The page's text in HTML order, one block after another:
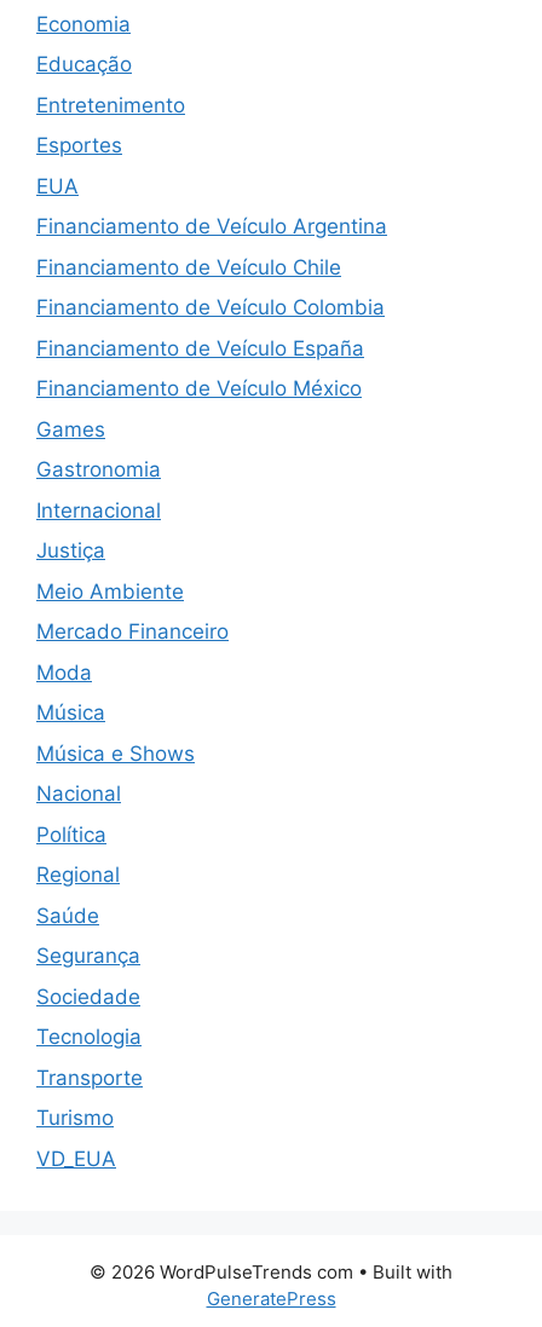
Economia
Educação
Entretenimento
Esportes
EUA
Financiamento de Veículo Argentina
Financiamento de Veículo Chile
Financiamento de Veículo Colombia
Financiamento de Veículo España
Financiamento de Veículo México
Games
Gastronomia
Internacional
Justiça
Meio Ambiente
Mercado Financeiro
Moda
Música
Música e Shows
Nacional
Política
Regional
Saúde
Segurança
Sociedade
Tecnologia
Transporte
Turismo
VD_EUA
© 2026 WordPulseTrends com • Built with
GeneratePress